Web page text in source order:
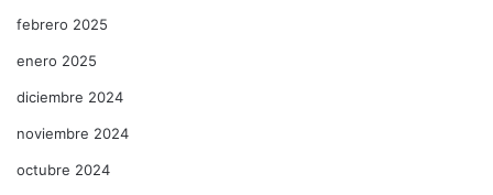
febrero 2025
enero 2025
diciembre 2024
noviembre 2024
octubre 2024